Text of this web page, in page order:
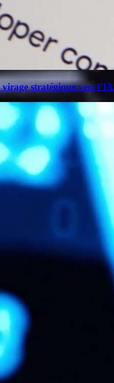
stratégique vers l’IA